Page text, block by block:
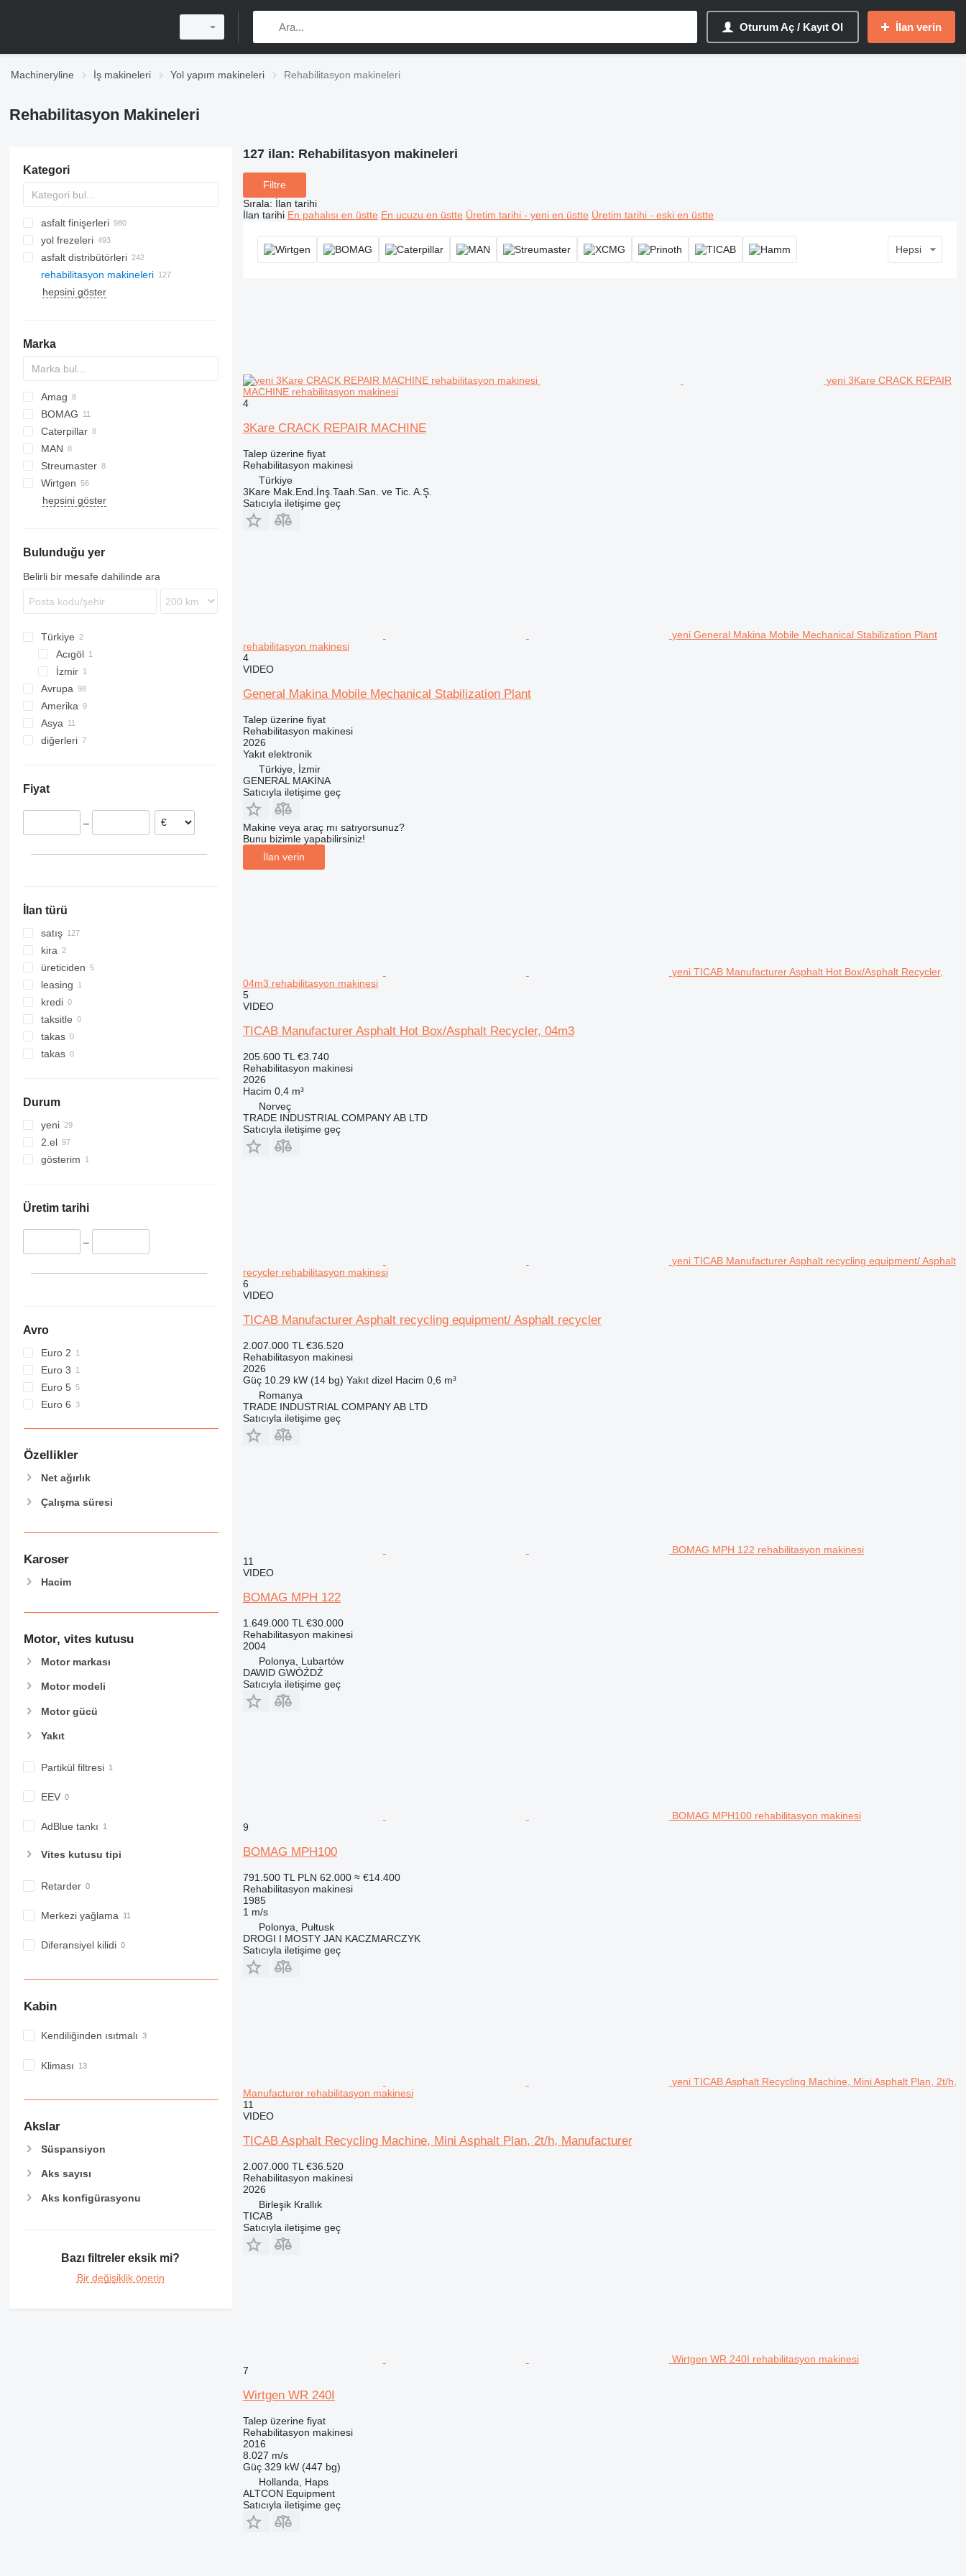
Oturum Aç / Kayıt Ol İlan verin
Machineryline İş makineleri Yol yapım makineleri Rehabilitasyon makineleri
Rehabilitasyon Makineleri
Kategori
asfalt finişerleri
paletli asfalt finişerleri
tekerlekli asfalt finişerleri
yol frezeleri
asfalt distribütörleri
rehabilitasyon makineleri
hepsini göster
Marka
Amag
BOMAG
MPH
Caterpillar
RM
MAN
TGS
8727
Arocs
T-series
Streumaster
Wirtgen
KMA
WS
hepsini göster
Bulunduğu yer
Belirli bir mesafe dahilinde ara
Türkiye
Acıgöl
İzmir
Avrupa
Almanya
Polonya
Litvanya
Birleşik Krallık
Amerika
Meksika
Asya
Çin
diğerleri
Fiyat
–
İlan türü
satış
kira
üreticiden
leasing
kredi
taksitle
takas
takas
Durum
yeni
2.el
gösterim
Üretim tarihi
–
Avro
Euro 2
Euro 3
Euro 5
Euro 6
Özellikler
Net ağırlık
Çalışma süresi
Karoser
Hacim
Motor, vites kutusu
Motor markası
Motor modeli
Motor gücü
Yakıt
Partikül filtresi
EEV
AdBlue tankı
Vites kutusu tipi
Retarder
Merkezi yağlama
Diferansiyel kilidi
Kabin
Kendiliğinden ısıtmalı
Kliması
Akslar
Süspansiyon
Aks sayısı
Aks konfigürasyonu
Bazı filtreler eksik mi?
Bir değişiklik önerin
127 ilan: Rehabilitasyon makineleri
Filtre
Sırala: İlan tarihi
İlan tarihi En pahalısı en üstte En ucuzu en üstte Üretim tarihi - yeni en üstte Üretim tarihi - eski en üstte
Hepsi
yeni 3Kare CRACK REPAIR
MACHINE rehabilitasyon makinesi
4
3Kare CRACK REPAIR MACHINE
Talep üzerine fiyat
Rehabilitasyon makinesi
Türkiye
3Kare Mak.End.İnş.Taah.San. ve Tic. A.Ş.
Satıcıyla iletişime geç
yeni General Makina Mobile Mechanical Stabilization Plant
rehabilitasyon makinesi
4
VIDEO
General Makina Mobile Mechanical Stabilization Plant
Talep üzerine fiyat
Rehabilitasyon makinesi
2026
Yakıt elektronik
Türkiye, İzmir
GENERAL MAKİNA
Satıcıyla iletişime geç
Makine veya araç mı satıyorsunuz?
Bunu bizimle yapabilirsiniz!
İlan verin
yeni TICAB Manufacturer Asphalt Hot Box/Asphalt Recycler,
04m3 rehabilitasyon makinesi
5
VIDEO
TICAB Manufacturer Asphalt Hot Box/Asphalt Recycler, 04m3
205.600 TL €3.740
Rehabilitasyon makinesi
2026
Hacim 0,4 m³
Norveç
TRADE INDUSTRIAL COMPANY AB LTD
Satıcıyla iletişime geç
yeni TICAB Manufacturer Asphalt recycling equipment/ Asphalt
recycler rehabilitasyon makinesi
6
VIDEO
TICAB Manufacturer Asphalt recycling equipment/ Asphalt recycler
2.007.000 TL €36.520
Rehabilitasyon makinesi
2026
Güç 10.29 kW (14 bg) Yakıt dizel Hacim 0,6 m³
Romanya
TRADE INDUSTRIAL COMPANY AB LTD
Satıcıyla iletişime geç
BOMAG MPH 122 rehabilitasyon makinesi
11
VIDEO
BOMAG MPH 122
1.649.000 TL €30.000
Rehabilitasyon makinesi
2004
Polonya, Lubartów
DAWID GWÓŹDŹ
Satıcıyla iletişime geç
BOMAG MPH100 rehabilitasyon makinesi
9
BOMAG MPH100
791.500 TL PLN 62.000 ≈ €14.400
Rehabilitasyon makinesi
1985
1 m/s
Polonya, Pułtusk
DROGI I MOSTY JAN KACZMARCZYK
Satıcıyla iletişime geç
yeni TICAB Asphalt Recycling Machine, Mini Asphalt Plan, 2t/h,
Manufacturer rehabilitasyon makinesi
11
VIDEO
TICAB Asphalt Recycling Machine, Mini Asphalt Plan, 2t/h, Manufacturer
2.007.000 TL €36.520
Rehabilitasyon makinesi
2026
Birleşik Krallık
TICAB
Satıcıyla iletişime geç
Wirtgen WR 240I rehabilitasyon makinesi
7
Wirtgen WR 240I
Talep üzerine fiyat
Rehabilitasyon makinesi
2016
8.027 m/s
Güç 329 kW (447 bg)
Hollanda, Haps
ALTCON Equipment
Satıcıyla iletişime geç